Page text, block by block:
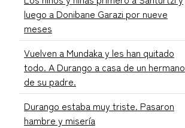
luego a Donibane Garazi por nueve
meses
Vuelven a Mundaka y les han quitado
todo. A Durango a casa de un hermano
de su padre.
Durango estaba muy triste. Pasaron
hambre y misería